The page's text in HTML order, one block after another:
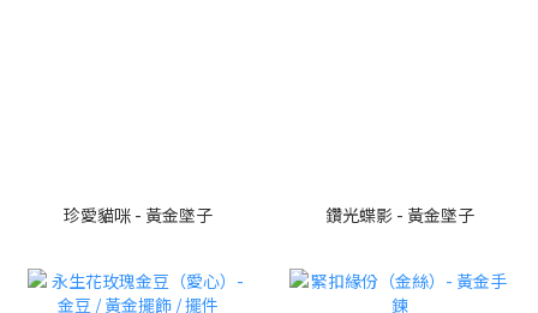
珍愛貓咪 - 黃金墜子 鑽光蝶影 - 黃金墜子